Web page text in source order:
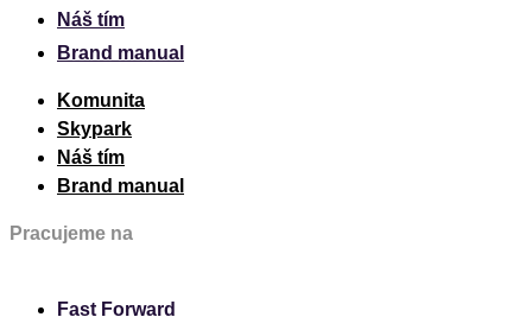
Náš tím
Brand manual
Komunita
Skypark
Náš tím
Brand manual
Pracujeme na
Fast Forward